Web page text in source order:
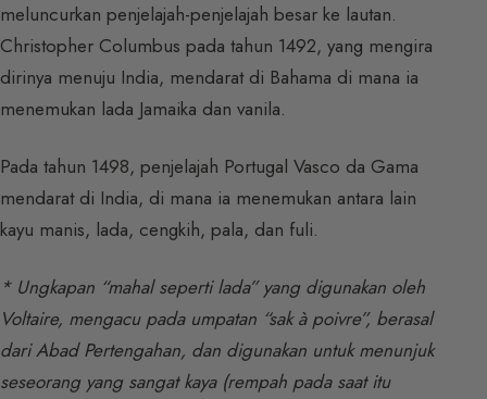
meluncurkan penjelajah-penjelajah besar ke lautan.
Christopher Columbus pada tahun 1492, yang mengira
dirinya menuju India, mendarat di Bahama di mana ia
menemukan lada Jamaika dan vanila.
Pada tahun 1498, penjelajah Portugal Vasco da Gama
mendarat di India, di mana ia menemukan antara lain
kayu manis, lada, cengkih, pala, dan fuli.
* Ungkapan “mahal seperti lada” yang digunakan oleh
Voltaire, mengacu pada umpatan “sak à poivre”, berasal
dari Abad Pertengahan, dan digunakan untuk menunjuk
seseorang yang sangat kaya (rempah pada saat itu